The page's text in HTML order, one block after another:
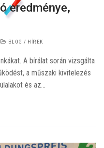
eredménye,
BLOG / HÍREK
A bírálat során vizsgálta
a műszaki kivitelezés
és az…